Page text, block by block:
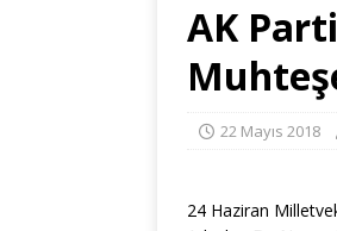
AK
22 Mayıs 2018
24 Haziran